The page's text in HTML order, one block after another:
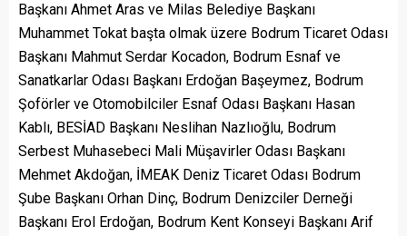
Başkanı Ahmet Aras ve Milas Belediye Başkanı
Muhammet Tokat başta olmak üzere Bodrum Ticaret Odası
Başkanı Mahmut Serdar Kocadon, Bodrum Esnaf ve
Sanatkarlar Odası Başkanı Erdoğan Başeymez, Bodrum
Şoförler ve Otomobilciler Esnaf Odası Başkanı Hasan
Kablı, BESİAD Başkanı Neslihan Nazlıoğlu, Bodrum
Serbest Muhasebeci Mali Müşavirler Odası Başkanı
Mehmet Akdoğan, İMEAK Deniz Ticaret Odası Bodrum
Şube Başkanı Orhan Dinç, Bodrum Denizciler Derneği
Başkanı Erol Erdoğan, Bodrum Kent Konseyi Başkanı Arif